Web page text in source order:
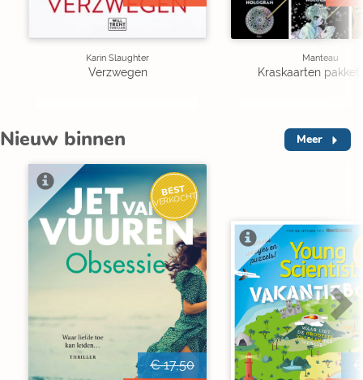
Karin Slaughter
Verzwegen
Manteau
Kraskaarten pakket
Nieuw binnen Meer
BEST
VERKOCHT
€ 17,50